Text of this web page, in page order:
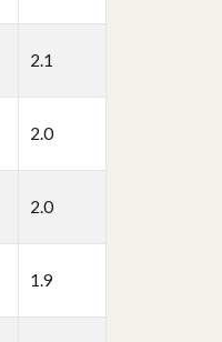
2.1
2.0
2.0
1.9